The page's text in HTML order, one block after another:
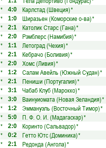
* 4:0 Карлстад (Швеция)*
* 1:0 Ширазьен (Коморские о-ва)*
* 2:1 Католик Старс (Гана)*
* 2:0 Рэмблерс (Намибия)*
* 1:1 Летоград (Чехия)*
* 2:1 Кебрачо (Боливия)*
* 2:0 Хомс (Ливия)*
* 1:2 Салам Авейль (Южный Судан)*
* 2:1 Пениши (Португалия)*
* 3:1 Чабаб Клуб (Марокко)*
* 3:0 Ваинуиомата (Новая Зеландия)*
* 1:2 Эммануэль (Восточный Тимор)*
* 5:0 П. Ф. О. И. (Мадагаскар)*
* 2:0 Коринто (Сальвадор)*
* 0:2 Гетто Ютс (Доминика)*
* 2:1 Редонда (Ангола)*